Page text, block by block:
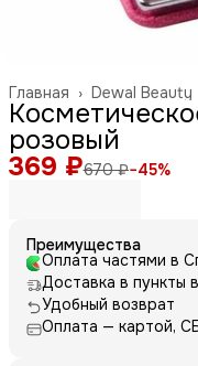
Dewal Beauty
Главная ›
розовый
369 ₽670 ₽−45%
Преимущества
Оплата частями в
Доставка в пункты
Удобный возврат
Оплата — картой,